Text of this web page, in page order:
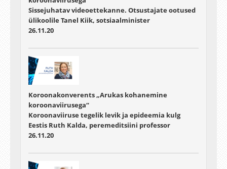
Sissejuhatav videoettekanne. Otsustajate ootused
ülikoolile Tanel Kiik, sotsiaalminister
26.11.20
Koroonakonverents „Arukas kohanemine
koroonaviirusega“
Koroonaviiruse tegelik levik ja epideemia kulg
Eestis Ruth Kalda, peremeditsiini professor
26.11.20